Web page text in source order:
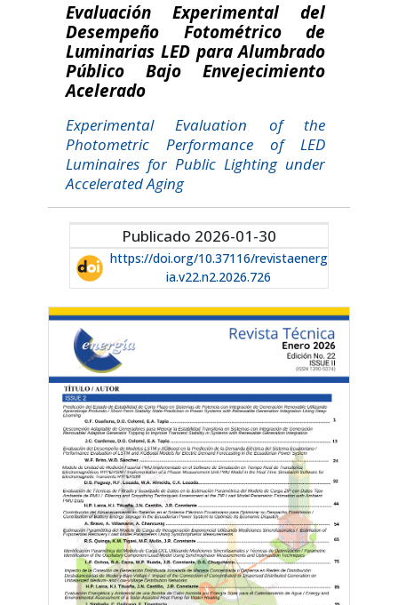
Evaluación Experimental del
Desempeño Fotométrico de
Luminarias LED para Alumbrado
Público Bajo Envejecimiento
Acelerado
Experimental Evaluation of the
Photometric Performance of LED
Luminaires for Public Lighting under
Accelerated Aging
Publicado 2026-01-30
https://doi.org/10.37116/revistaenerg
ia.v22.n2.2026.726